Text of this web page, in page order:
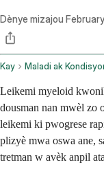
Dènye mizajou
Kay Maladi ak
Leikemi myeloid
dousman nan mwèl zo
leikemi ki pwogrese
plizyè mwa oswa ane,
tretman w avèk anpil